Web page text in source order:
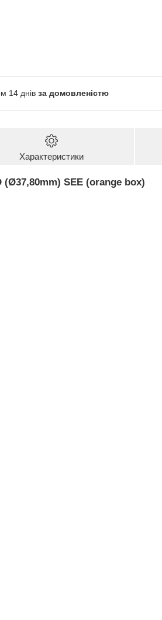
14 днів за домовленістю
Характеристики
(Ø37,80mm) SEE (orange box)